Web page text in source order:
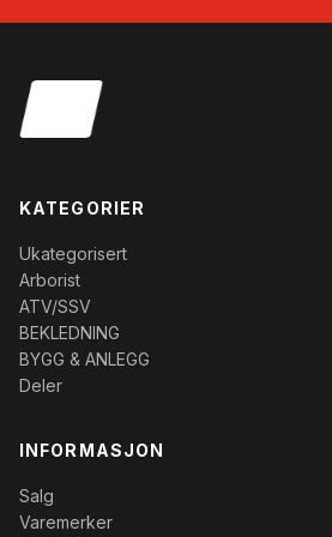
KATEGORIER
Ukategorisert
Arborist
ATV/SSV
BEKLEDNING
BYGG & ANLEGG
Deler
INFORMASJON
Salg
Varemerker